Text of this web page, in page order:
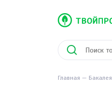
Главная Бакалея